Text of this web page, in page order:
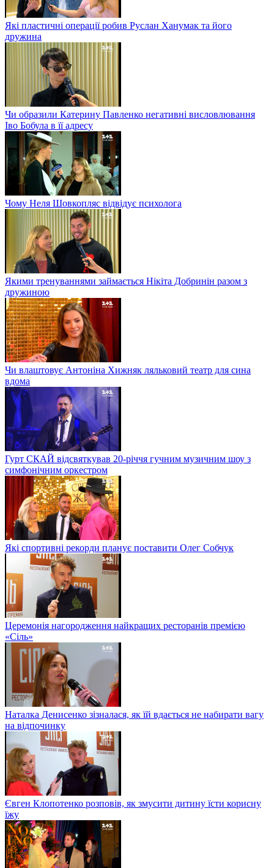
Які пластичні операції робив Руслан Ханумак та його
дружина
Чи образили Катерину Павленко негативні висловлювання
Іво Бобула в її адресу
Чому Неля Шовкопляс відвідує психолога
Якими тренуваннями займається Нікіта Добринін разом з
дружиною
Чи влаштовує Антоніна Хижняк ляльковий театр для сина
вдома
Гурт СКАЙ відсвяткував 20-річчя гучним музичним шоу з
симфонічним оркестром
Які спортивні рекорди планує поставити Олег Собчук
Церемонія нагородження найкращих ресторанів премією
«Сіль»
Наталка Денисенко зізналася, як їй вдається не набирати вагу
на відпочинку
Євген Клопотенко розповів, як змусити дитину їсти корисну
їжу